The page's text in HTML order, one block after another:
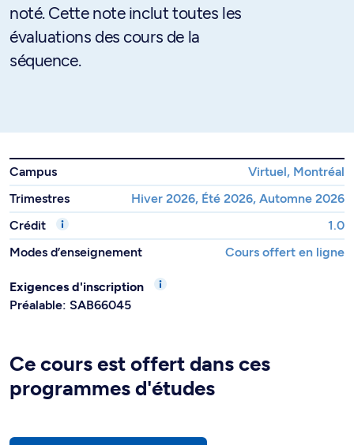
noté. Cette note inclut toutes les
évaluations des cours de la
séquence.
Campus
Virtuel, Montréal
Trimestres
Hiver 2026, Été 2026, Automne 2026
Crédit
1.0
Modes d’enseignement
Cours offert en ligne
Exigences d'inscription
Préalable: SAB66045
Ce cours est offert dans ces
programmes d'études